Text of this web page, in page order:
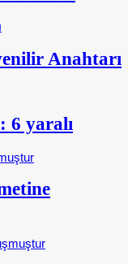
Anahtarı
6 yaralı